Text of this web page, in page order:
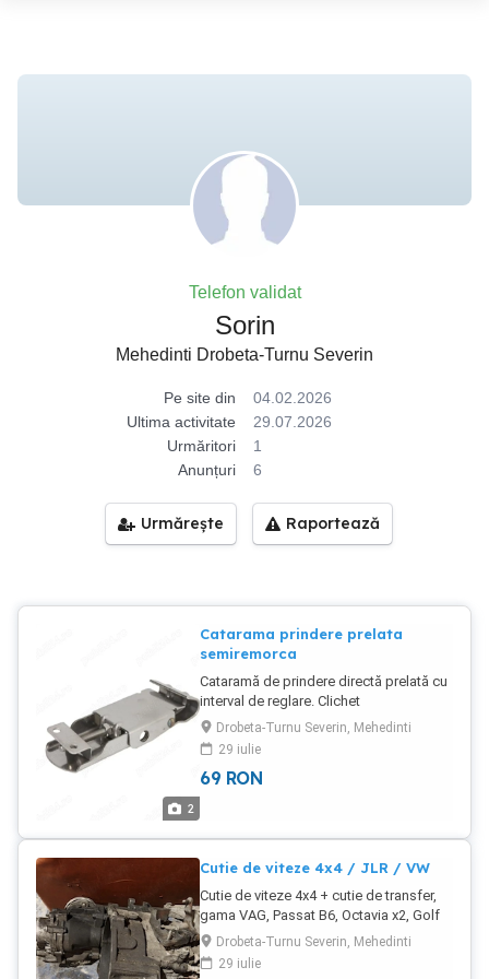
Telefon validat
Sorin
Mehedinti Drobeta-Turnu Severin
Pe site din
04.02.2026
Ultima activitate
29.07.2026
Urmăritori
1
Anunțuri
6
Urmărește Raportează
2
Catarama prindere prelata
semiremorca
Cataramă de prindere directă prelată cu
interval de reglare. Clichet
pretensionare, tensionare directă pentru
prelată semiremorcă
Drobeta-Turnu Severin, Mehedinti
29 iulie
69 RON
Cutie de viteze 4x4 / JLR / VW
Cutie de viteze 4x4 + cutie de transfer,
gama VAG, Passat B6, Octavia x2, Golf
5, etc Cod JLR / BMP, BMM
Drobeta-Turnu Severin, Mehedinti
29 iulie